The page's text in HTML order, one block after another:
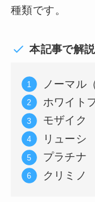
種類です。
本記事で解
ノーマル
ホワイト
モザイク
リューシ
プラチナ
クリミノ